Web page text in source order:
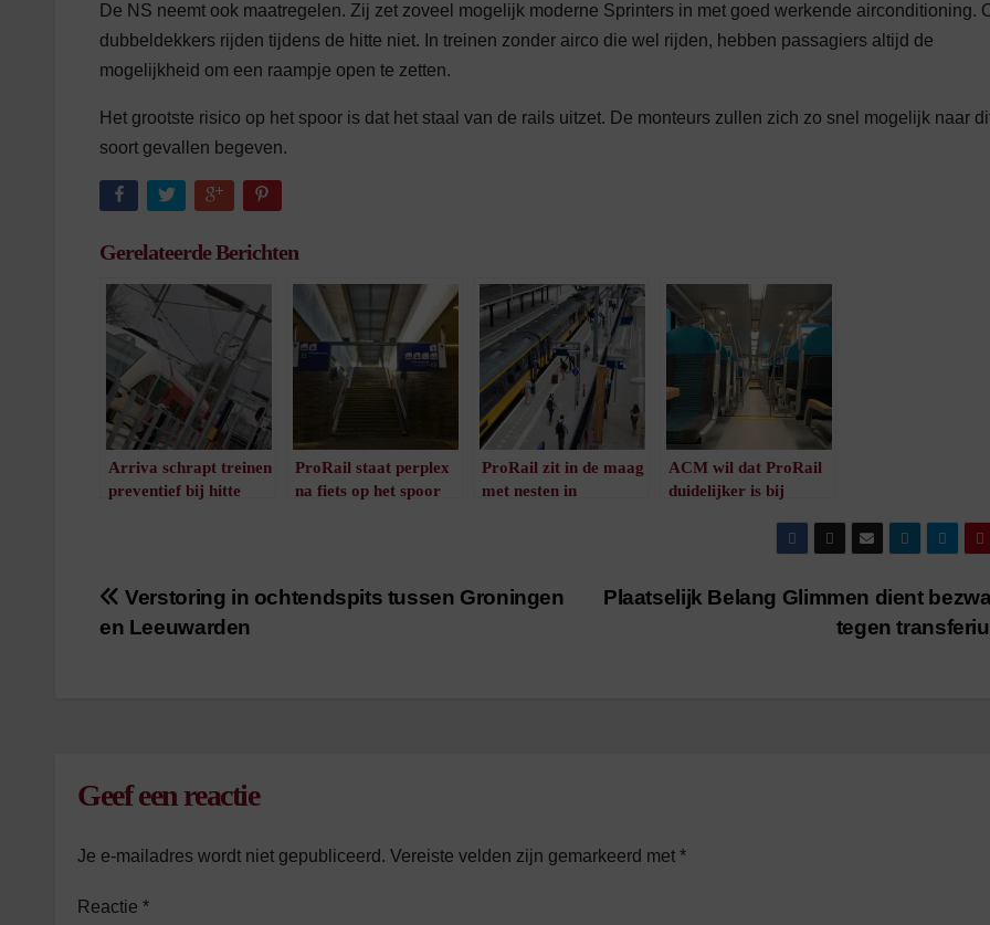
De NS neemt ook maatregelen. Zij zet zoveel mogelijk moderne Sprinters in met goed werkende airconditioning.
dubbeldekkers rijden tijdens de hitte niet. In treinen zonder airco die wel rijden, hebben passagiers altijd de
mogelijkheid om een raampje open te zetten.
Het grootste risico op het spoor is dat het staal van de rails uitzet. De monteurs zullen zich zo snel mogelijk naar
soort gevallen begeven.
Gerelateerde Berichten
Arriva schrapt treinen
preventief bij hitte
ProRail staat perplex
na fiets op het spoor
ProRail zit in de maag
met nesten in
ACM wil dat ProRail
duidelijker is bij
minuut leestijd
Bericht
Plaatselijk Belang Glimmen dient
tegen
Verstoring in ochtendspits tussen Groningen
en Leeuwarden
Geef een reactie
Je e-mailadres wordt niet gepubliceerd. Vereiste velden zijn gemarkeerd met *
Reactie *